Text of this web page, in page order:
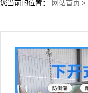
您当前的位置： 网站首页 >